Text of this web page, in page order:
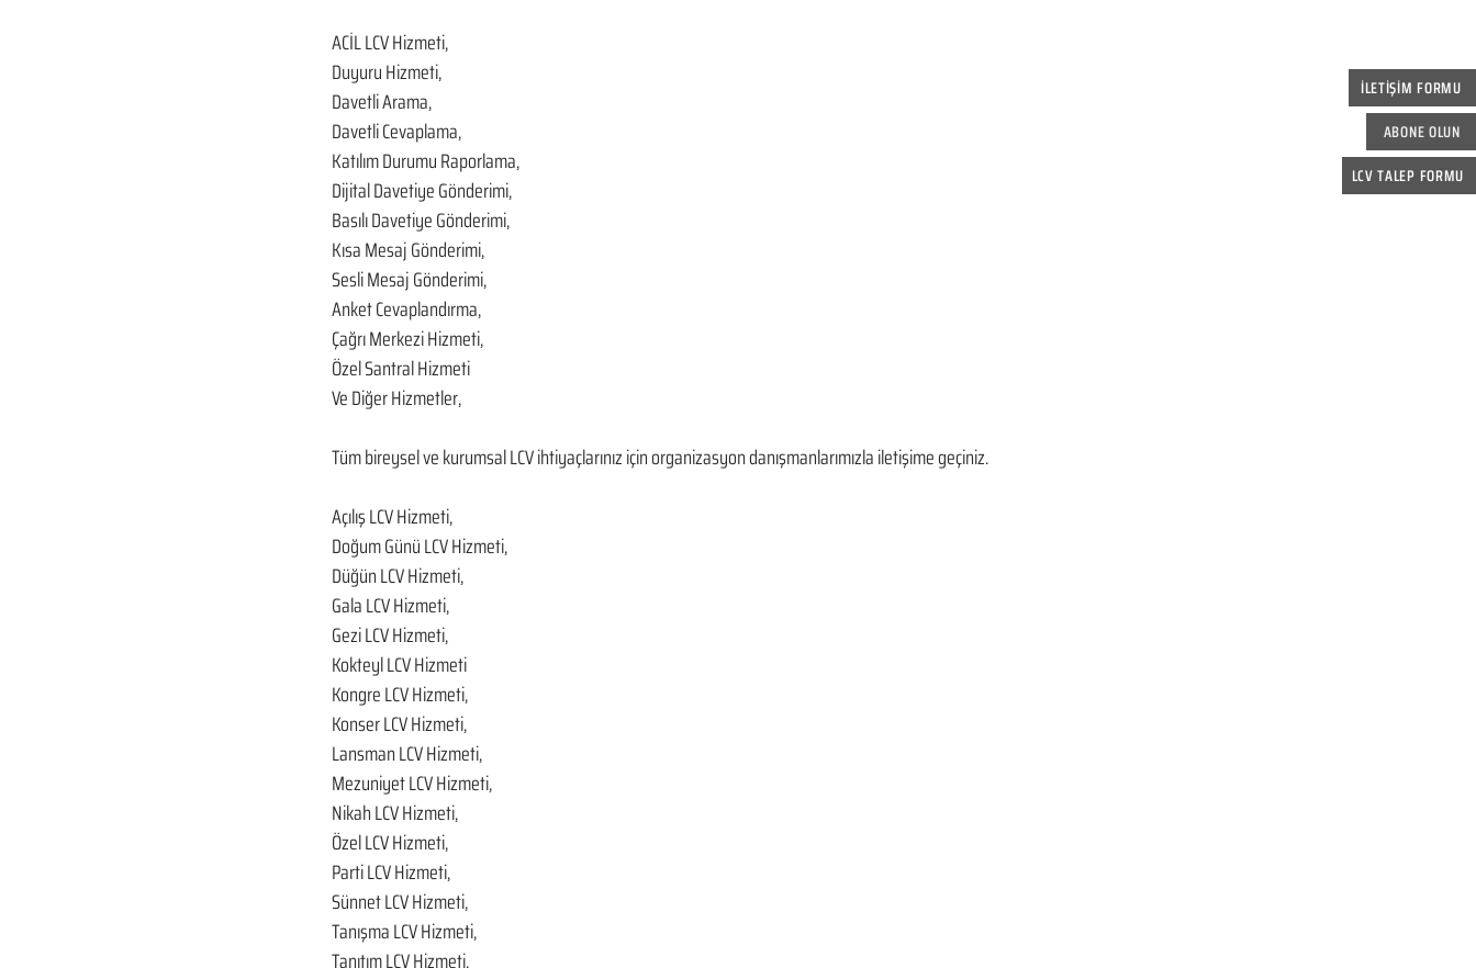
İLETİŞİM FORMU
ABONE OLUN
LCV TALEP FORMU
ACİL LCV Hizmeti,
Duyuru Hizmeti,
Davetli Arama,
Davetli Cevaplama,
Katılım Durumu Raporlama,
Dijital Davetiye Gönderimi,
Basılı Davetiye Gönderimi,
Kısa Mesaj Gönderimi,
Sesli Mesaj Gönderimi,
Anket Cevaplandırma,
Çağrı Merkezi Hizmeti,
Özel Santral Hizmeti
Ve Diğer Hizmetler,
Tüm bireysel ve kurumsal LCV ihtiyaçlarınız için organizasyon danışmanlarımızla iletişime geçiniz.
Açılış LCV Hizmeti,
Doğum Günü LCV Hizmeti,
Düğün LCV Hizmeti,
Gala LCV Hizmeti,
Gezi LCV Hizmeti,
Kokteyl LCV Hizmeti
Kongre LCV Hizmeti,
Konser LCV Hizmeti,
Lansman LCV Hizmeti,
Mezuniyet LCV Hizmeti,
Nikah LCV Hizmeti,
Özel LCV Hizmeti,
Parti LCV Hizmeti,
Sünnet LCV Hizmeti,
Tanışma LCV Hizmeti,
Tanıtım LCV Hizmeti,